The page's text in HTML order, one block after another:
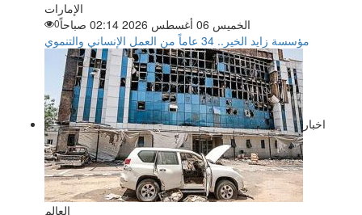
الإمارات
الخميس 06 أغسطس 2026 02:14 صباحاً
0
مؤسسة زايد الخير.. 34 عاماً من العمل الإنساني والتنموي
اخبار
العالم